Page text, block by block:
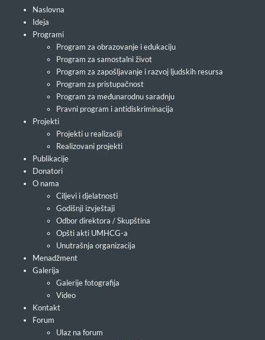
Naslovna
Ideja
Programi
Program za obrazovanje i edukaciju
Program za samostalni život
Program za zapošljavanje i razvoj ljudskih resursa
Program za pristupačnost
Program za međunarodnu saradnju
Pravni program i antidiskriminacija
Projekti
Projekti u realizaciji
Realizovani projekti
Publikacije
Donatori
O nama
Ciljevi i djelatnosti
Godišnji izvještaji
Odbor direktora / Skupština
Opšti akti UMHCG-a
Unutrašnja organizacija
Menadžment
Galerija
Galerije fotografija
Video
Kontakt
Forum
Ulaz na forum